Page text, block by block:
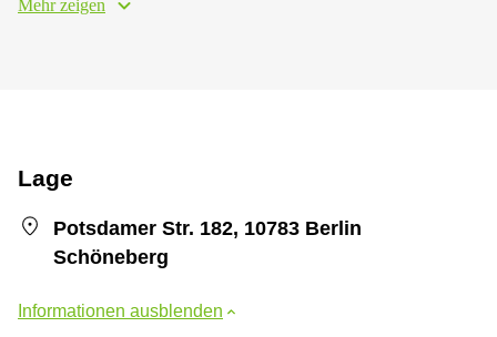
Mehr zeigen
Lage
Potsdamer Str. 182, 10783 Berlin
Schöneberg
Informationen ausblenden